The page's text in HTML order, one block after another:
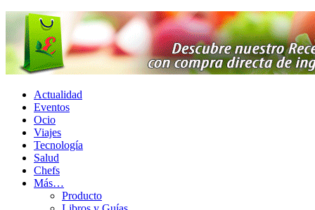
Actualidad
Eventos
Ocio
Viajes
Tecnología
Salud
Chefs
Más…
Producto